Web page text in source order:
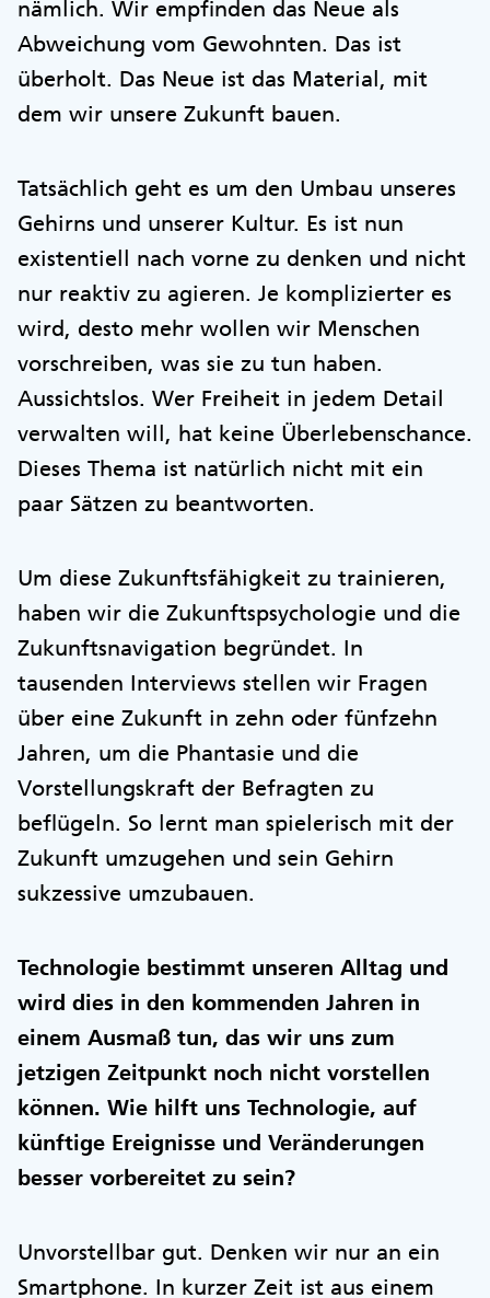
nämlich. Wir empfinden das Neue als
Abweichung vom Gewohnten. Das ist
überholt. Das Neue ist das Material, mit
dem wir unsere Zukunft bauen.
Tatsächlich geht es um den Umbau unseres
Gehirns und unserer Kultur. Es ist nun
existentiell nach vorne zu denken und nicht
nur reaktiv zu agieren. Je komplizierter es
wird, desto mehr wollen wir Menschen
vorschreiben, was sie zu tun haben.
Aussichtslos. Wer Freiheit in jedem Detail
verwalten will, hat keine Überlebenschance.
Dieses Thema ist natürlich nicht mit ein
paar Sätzen zu beantworten.
Um diese Zukunftsfähigkeit zu trainieren,
haben wir die Zukunftspsychologie und die
Zukunftsnavigation begründet. In
tausenden Interviews stellen wir Fragen
über eine Zukunft in zehn oder fünfzehn
Jahren, um die Phantasie und die
Vorstellungskraft der Befragten zu
beflügeln. So lernt man spielerisch mit der
Zukunft umzugehen und sein Gehirn
sukzessive umzubauen.
Technologie bestimmt unseren Alltag und
wird dies in den kommenden Jahren in
einem Ausmaß tun, das wir uns zum
jetzigen Zeitpunkt noch nicht vorstellen
können. Wie hilft uns Technologie, auf
künftige Ereignisse und Veränderungen
besser vorbereitet zu sein?
Unvorstellbar gut. Denken wir nur an ein
Smartphone. In kurzer Zeit ist aus einem